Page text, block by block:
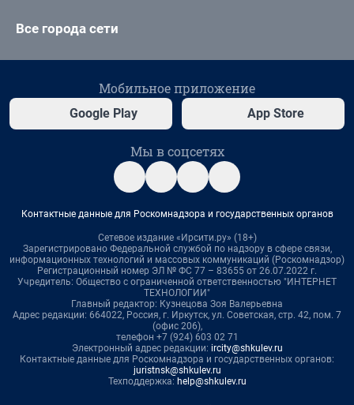
Все города сети
Мобильное приложение
Google Play App Store
Мы в соцсетях
Контактные данные для Роскомнадзора и государственных органов
Сетевое издание «Ирсити.ру» (18+)
Зарегистрировано Федеральной службой по надзору в сфере связи,
информационных технологий и массовых коммуникаций (Роскомнадзор)
Регистрационный номер ЭЛ № ФС 77 – 83655 от 26.07.2022 г.
Учредитель: Общество с ограниченной ответственностью "ИНТЕРНЕТ
ТЕХНОЛОГИИ"
Главный редактор: Кузнецова Зоя Валерьевна
Адрес редакции: 664022, Россия, г. Иркутск, ул. Советская, стр. 42, пом. 7
(офис 206),
телефон +7 (924) 603 02 71
Электронный адрес редакции: ircity@shkulev.ru
Контактные данные для Роскомнадзора и государственных органов:
juristnsk@shkulev.ru
Техподдержка: help@shkulev.ru